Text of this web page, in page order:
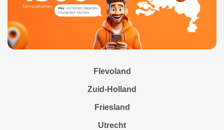
Flevoland
Zuid-Holland
Friesland
Utrecht